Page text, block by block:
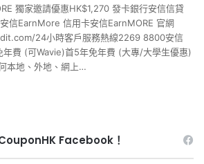
獨家邀請優惠HK$1,270 發卡銀行安信信貸
信EarnMore 信用卡安信EarnMORE 官網
24小時客戶服務熱線2269 8800安信
年費 (可Wavie)首5年免年費 (大專/大學生優惠)
本地、外地、網上…
Facebook！